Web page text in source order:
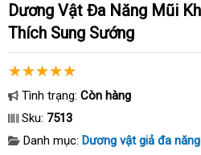
Dương Vật Đa Năng Mũi Khoan Tình Yêu Kích
Thích Sung Sướng
Tình trạng: Còn hàng
Sku: 7513
Danh mục: Dương vật giả đa năng